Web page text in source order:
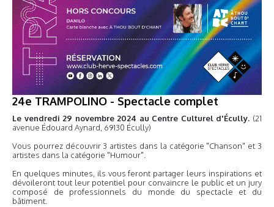
24e TRAMPOLINO - Spectacle complet
Le vendredi 29 novembre 2024 au Centre Culturel d'Écully. (21
avenue Édouard Aynard, 69130 Écully)
Vous pourrez découvrir 3 artistes dans la catégorie "Chanson" et 3
artistes dans la catégorie "Humour".
En quelques minutes, ils vous feront partager leurs inspirations et
dévoileront tout leur potentiel pour convaincre le public et un jury
composé de professionnels du monde du spectacle et du
bâtiment.